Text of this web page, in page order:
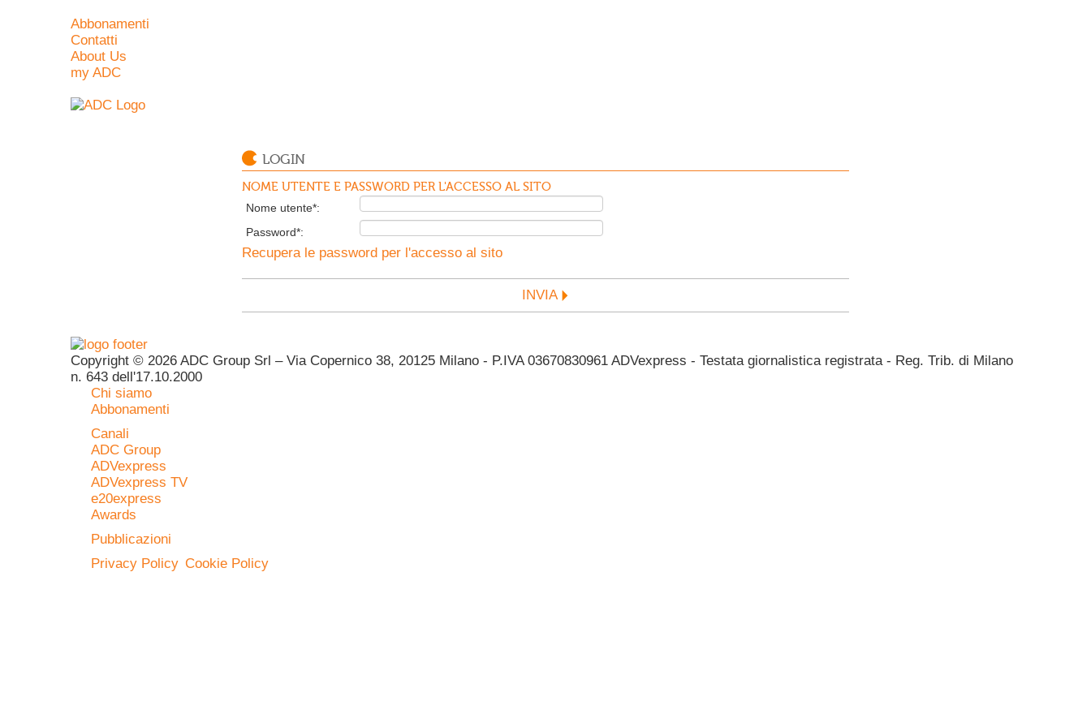
Abbonamenti
Contatti
About Us
my ADC
LOGIN
NOME UTENTE E PASSWORD PER L'ACCESSO AL SITO
Nome utente*:
Password*:
Recupera le password per l'accesso al sito
INVIA
Copyright © 2026 ADC Group Srl – Via Copernico 38, 20125 Milano - P.IVA 03670830961 ADVexpress - Testata giornalistica registrata - Reg. Trib. di Milano
n. 643 dell'17.10.2000
Chi siamo
Abbonamenti
Canali
ADC Group
ADVexpress
ADVexpress TV
e20express
Awards
Pubblicazioni
Privacy Policy Cookie Policy